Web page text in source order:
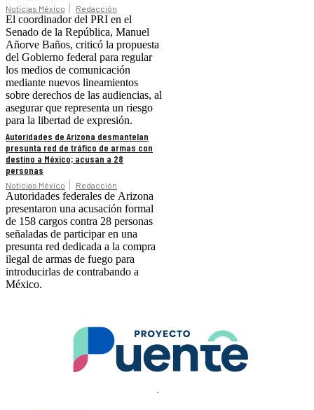
Noticias México Redacción
El coordinador del PRI en el
Senado de la República, Manuel
Añorve Baños, criticó la propuesta
del Gobierno federal para regular
los medios de comunicación
mediante nuevos lineamientos
sobre derechos de las audiencias, al
asegurar que representa un riesgo
para la libertad de expresión.
Autoridades de Arizona desmantelan
presunta red de tráfico de armas con
destino a México; acusan a 28
personas
Noticias México Redacción
Autoridades federales de Arizona
presentaron una acusación formal
de 158 cargos contra 28 personas
señaladas de participar en una
presunta red dedicada a la compra
ilegal de armas de fuego para
introducirlas de contrabando a
México.
.